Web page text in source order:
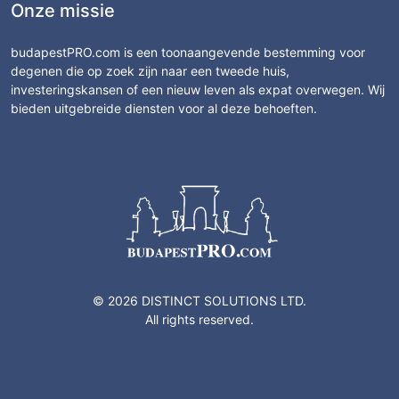
Onze missie
budapestPRO.com is een toonaangevende bestemming voor
degenen die op zoek zijn naar een tweede huis,
investeringskansen of een nieuw leven als expat overwegen. Wij
bieden uitgebreide diensten voor al deze behoeften.
© 2026 DISTINCT SOLUTIONS LTD.
All rights reserved.